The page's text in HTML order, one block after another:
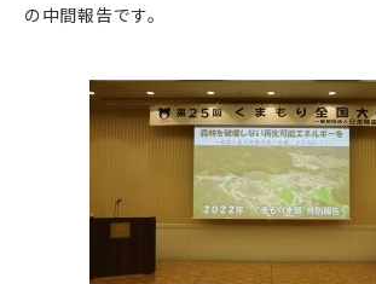
の中間報告です。